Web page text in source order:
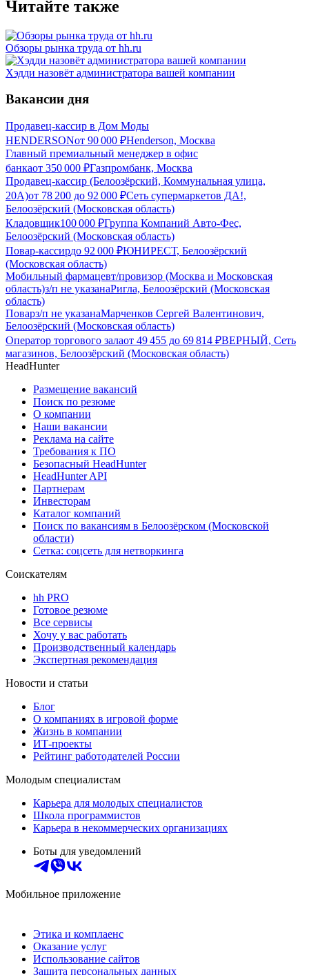
Читайте также
Обзоры рынка труда от hh.ru
Хэдди назовёт администратора вашей компании
Вакансии дня
Продавец-кассир в Дом Моды
HENDERSONот 90 000 ₽Henderson, Москва
Главный премиальный менеджер в офис
банкаот 350 000 ₽Газпромбанк, Москва
Продавец-кассир (Белоозёрский, Коммунальная улица,
20А)от 78 200 до 92 000 ₽Сеть супермаркетов ДА!,
Белоозёрский (Московская область)
Кладовщик100 000 ₽Группа Компаний Авто-Фес,
Белоозёрский (Московская область)
Повар-кассирдо 92 000 ₽ЮНИРЕСТ, Белоозёрский
(Московская область)
Мобильный фармацевт/провизор (Москва и Московская
область)з/п не указанаРигла, Белоозёрский (Московская
область)
Поварз/п не указанаМарченков Сергей Валентинович,
Белоозёрский (Московская область)
Оператор торгового залаот 49 455 до 69 814 ₽ВЕРНЫЙ, Сеть
магазинов, Белоозёрский (Московская область)
HeadHunter
Размещение вакансий
Поиск по резюме
О компании
Наши вакансии
Реклама на сайте
Требования к ПО
Безопасный HeadHunter
HeadHunter API
Партнерам
Инвесторам
Каталог компаний
Поиск по вакансиям в Белоозёрском (Московской
области)
Сетка: соцсеть для нетворкинга
Соискателям
hh PRO
Готовое резюме
Все сервисы
Хочу у вас работать
Производственный календарь
Экспертная рекомендация
Новости и статьи
Блог
О компаниях в игровой форме
Жизнь в компании
ИТ-проекты
Рейтинг работодателей России
Молодым специалистам
Карьера для молодых специалистов
Школа программистов
Карьера в некоммерческих организациях
Боты для уведомлений
Мобильное приложение
Этика и комплаенс
Оказание услуг
Использование сайтов
Защита персональных данных